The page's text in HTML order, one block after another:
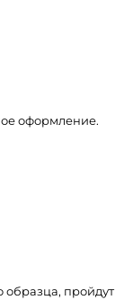
оформление.
образца, пройдут